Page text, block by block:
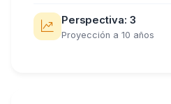
Perspectiva: 3
Proyección a 10 años